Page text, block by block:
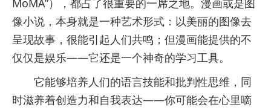
MoMA”），都占了很重要的一席之地。漫画或是图
像小说，本身就是一种艺术形式：以美丽的图像去
呈现故事，很能引起人们共鸣；但漫画能提供的不
仅仅是娱乐——它还是一个神奇的学习工具。
它能够培养人们的语言技能和批判性思维，同
时滋养着创造力和自我表达——你可能会在心里嘀